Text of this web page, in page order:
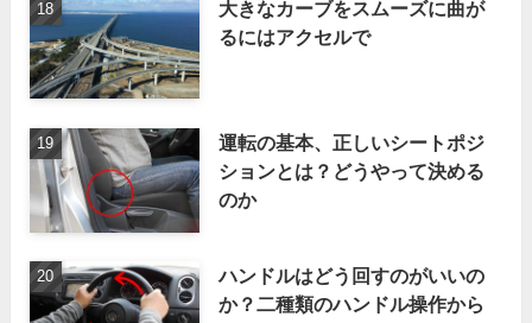
大きなカーブをスムーズに曲が
るにはアクセルで
運転の基本、正しいシートポジ
ションとは？どうやって決める
のか
ハンドルはどう回すのがいいの
か？二種類のハンドル操作から